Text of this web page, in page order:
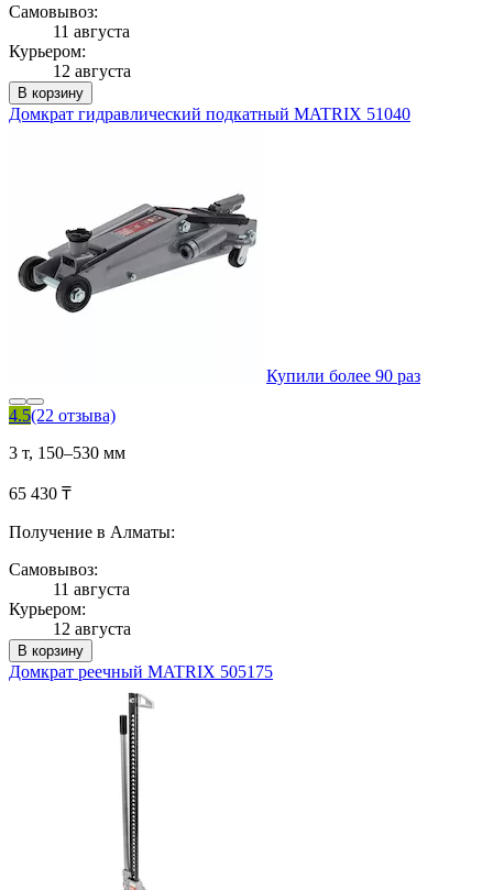
Самовывоз:
11 августа
Курьером:
12 августа
В корзину
Домкрат гидравлический подкатный MATRIX 51040
Купили более 90 раз
4.5(22 отзыва)
3 т, 150–530 мм
65 430 ₸
Получение в Алматы:
Самовывоз:
11 августа
Курьером:
12 августа
В корзину
Домкрат реечный MATRIX 505175